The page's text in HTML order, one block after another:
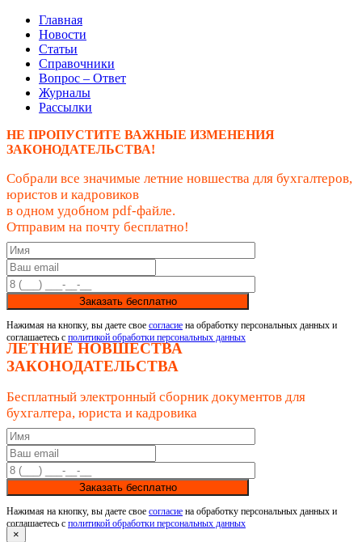
Главная
Новости
Статьи
Справочники
Вопрос – Ответ
Журналы
Рассылки
НЕ ПРОПУСТИТЕ ВАЖНЫЕ ИЗМЕНЕНИЯ
ЗАКОНОДАТЕЛЬСТВА!
Собрали все значимые летние новшества для бухгалтеров,
юристов и кадровиков
в одном удобном pdf-файле.
Отправим на почту бесплатно!
Заказать бесплатно
Нажимая на кнопку, вы даете свое согласие на обработку персональных данных и
соглашаетесь с политикой обработки персональных данных
ЛЕТНИЕ НОВШЕСТВА
ЗАКОНОДАТЕЛЬСТВА
Бесплатный электронный сборник документов для
бухгалтера, юриста и кадровика
Заказать бесплатно
Нажимая на кнопку, вы даете свое согласие на обработку персональных данных и
соглашаетесь с политикой обработки персональных данных
×